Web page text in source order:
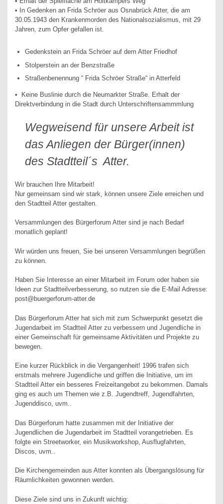
• In Gedenken an Frida Schröer aus Osnabrück Atter, die am
30.05.1943 den Krankenmorden des Nationalsozialismus, mit 29
Jahren, zum Opfer gefallen ist.
Gedenkstein an Frida Schröer auf dem Atter Friedhof
Stolperstein an der Benzstraße
Straßenbenennung “ Frida Schröer Straße“ in Atterfeld
• Keine Buslinie durch die Neumarkter Straße. Erhalt der
Direktverbindung in die Stadt durch Unterschriftensammmlung
Wegweisend für unsere Arbeit ist
das Anliegen der Bürger(innen)
des Stadtteil´s Atter.
Wir brauchen Ihre Mitarbeit!
Nur gemeinsam sind wir stark, können unsere Ziele erreichen und
den Stadtteil Atter gestalten.
Versammlungen des Bürgerforum Atter sind je nach Bedarf
monatlich geplant!
Wir würden uns freuen, Sie bei unseren Versammlungen begrüßen
zu können.
Haben Sie Interesse an einer Mitarbeit im Forum oder haben sie
Ideen zur Stadtteilverbesserung, so nutzen sie die E-Mail Adresse:
post@buergerforum-atter.de
Das Bürgerforum Atter hat sich mit zum Schwerpunkt gesetzt die
Jugendarbeit im Stadtteil Atter zu verbessern und Jugendliche in
einer Gemeinschaft für gemeinsame Aktivitäten und Projekte zu
bewegen.
Eine kurzer Rückblick in die Vergangenheit! 1996 trafen sich
erstmals mehrere Jugendliche und griffen die Initiative, um im
Stadtteil Atter ein besseres Freizeitangebot zu bekommen. Damals
ging es auch um Themen wie z.B. Jugendtreff, Jugendfahrten,
Jugenddisco, uvm..
Das Bürgerforum hatte zusammen mit der Initiative der
Jugendlichen die Jugendarbeit im Stadtteil vorangetrieben. Es
folgte ein Streetworker, ein Musikworkshop, Ausflugfahrten,
Discos, uvm..
Die Kirchengemeinden aus Atter konnten als Übergangslösung für
Räumlichkeiten gewonnen werden.
Diese Ziele sind uns in Zukunft wichtig: